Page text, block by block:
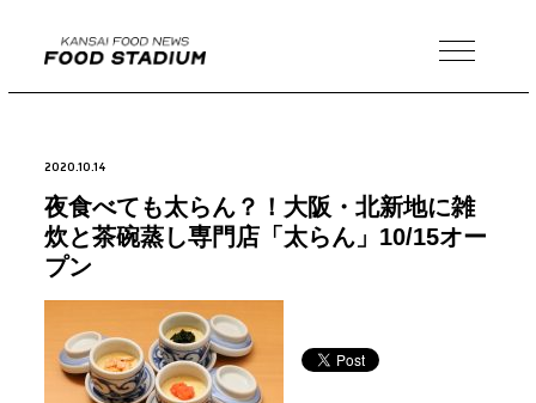
MENU
2020.10.14
夜食べても太らん？！大阪・北新地に雑
炊と茶碗蒸し専門店「太らん」10/15オー
プン